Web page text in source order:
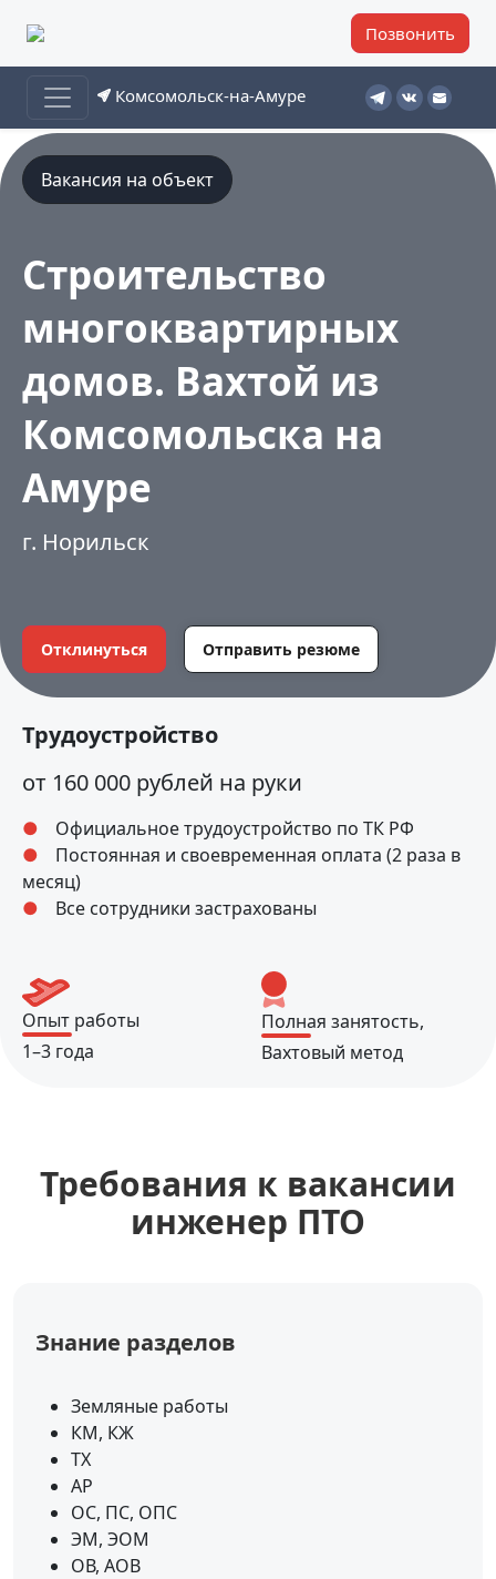
Позвонить
Комсомольск-на-Амуре
Вакансия на объект
Строительство
многоквартирных
домов. Вахтой из
Комсомольска на
Амуре
г. Норильск
Отклинуться Отправить резюме
Трудоустройство
от 160 000 рублей на руки
Официальное трудоустройство по ТК РФ
Постоянная и своевременная оплата (2 раза в
месяц)
Все сотрудники застрахованы
Опыт работы
1–3 года
Полная занятость,
Вахтовый метод
Требования к вакансии
инженер ПТО
Знание разделов
Земляные работы
КМ, КЖ
ТХ
АР
ОС, ПС, ОПС
ЭМ, ЭОМ
ОВ, АОВ